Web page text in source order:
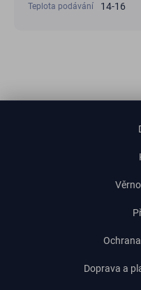
Teplota podávání 14-16
Doprava a